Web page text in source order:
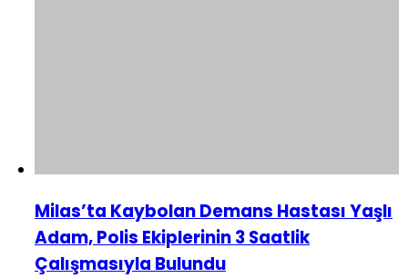
Milas’ta Kaybolan Demans Hastası Yaşlı
Adam, Polis Ekiplerinin 3 Saatlik
Çalışmasıyla Bulundu